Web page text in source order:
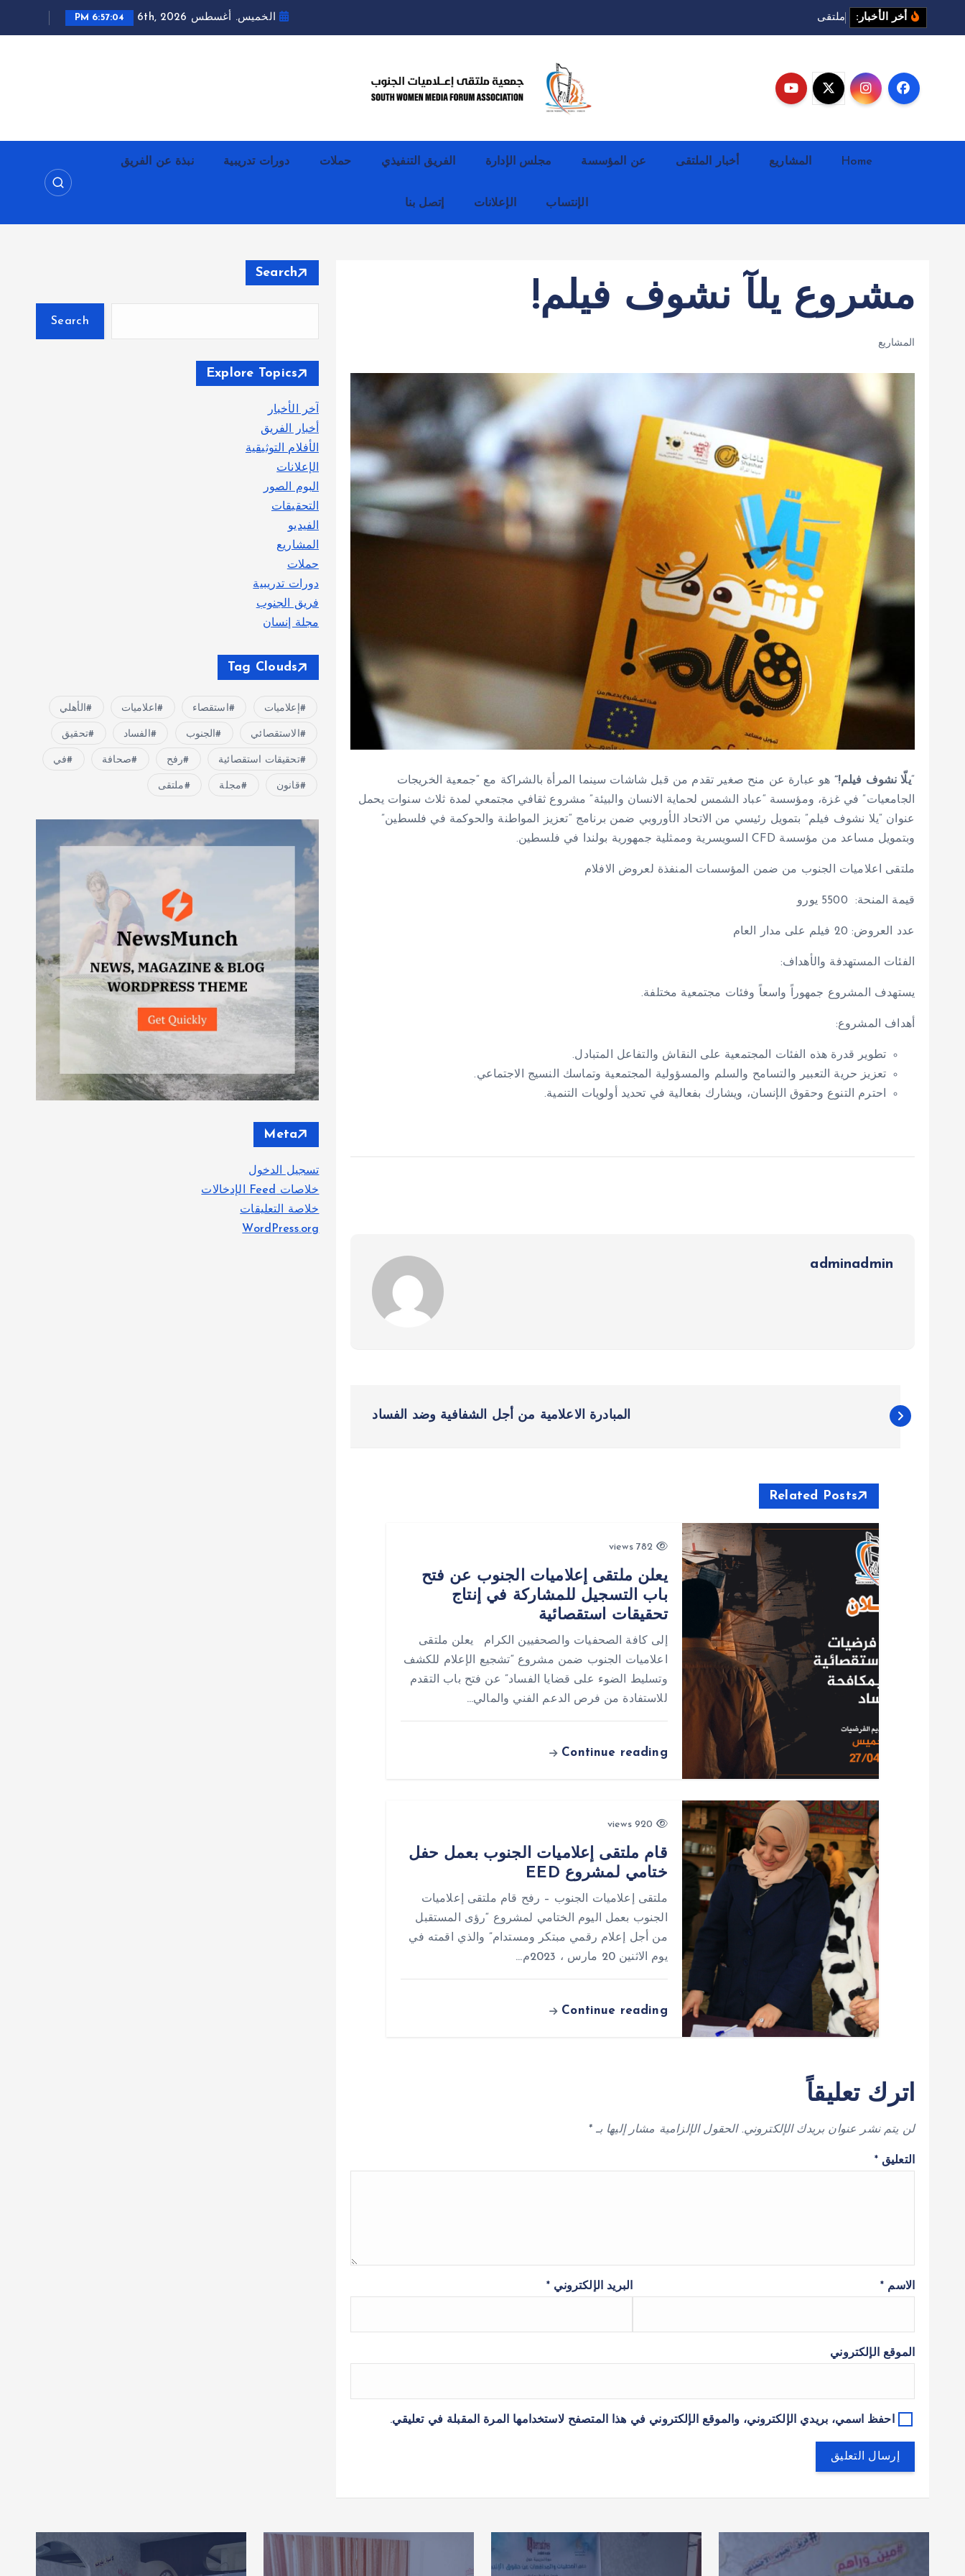
إ
ل
أخر الأخبار: ملتقى الخميس. أغسطس 6th, 2026 6:57:06 PM
Home المشاريع أخبار الملتقى عن المؤسسة مجلس الإدارة الفريق التنفيذي حملات دورات تدريبية نبذة عن الفريق
الإنتساب الإعلانات إتصل بنا
مشروع يلآ نشوف فيلم!
المشاريع
“يلّا نشوف فيلم!” هو عبارة عن منح صغير تقدم من قبل شاشات سينما المرأة بالشراكة مع “جمعية الخريجات
الجامعيات” في غزة، ومؤسسة “عباد الشمس لحماية الانسان والبيئة” مشروع ثقافي مجتمعي لمدة ثلاث سنوات يحمل
عنوان “يلا نشوف فيلم” بتمويل رئيسي من الاتحاد الأوروبي ضمن برنامج “تعزيز المواطنة والحوكمة في فلسطين”
وبتمويل مساعد من مؤسسة CFD السويسرية وممثلية جمهورية بولندا في فلسطين.
ملتقى اعلاميات الجنوب من ضمن المؤسسات المنفذة لعروض الافلام
قيمة المنحة: 5500 يورو
عدد العروض: 20 فيلم على مدار العام
الفئات المستهدفة والأهداف:
يستهدف المشروع جمهوراً واسعاً وفئات مجتمعية مختلفة.
أهداف المشروع:
تطوير قدرة هذه الفئات المجتمعية على النقاش والتفاعل المتبادل.
تعزيز حرية التعبير والتسامح والسلم والمسؤولية المجتمعية وتماسك النسيج الاجتماعي.
احترم التنوع وحقوق الإنسان، ويشارك بفعالية في تحديد أولويات التنمية.
adminadmin
ت
المبادرة الاعلامية من أجل الشفافية وضد الفساد
Related Posts
يعلن ملتقى إعلاميات الجنوب عن فتح
باب التسجيل للمشاركة في إنتاج
تحقيقات استقصائية
إلى كافة الصحفيات والصحفيين الكرام يعلن ملتقى
اعلاميات الجنوب ضمن مشروع “تشجيع الإعلام للكشف
وتسليط الضوء على قضايا الفساد” عن فتح باب التقدم
للاستفادة من فرص الدعم الفني والمالي…
Continue reading
قام ملتقى إعلاميات الجنوب بعمل حفل
ختامي لمشروع EED
ملتقى إعلاميات الجنوب – رفح قام ملتقى إعلاميات
الجنوب بعمل اليوم الختامي لمشروع “رؤى المستقبل
من أجل إعلام رقمي مبتكر ومستدام” والذي اقمته في
يوم الاثنين 20 مارس ، 2023م…
Continue reading
اترك تعليقاً
لن يتم نشر عنوان بريدك الإلكتروني. الحقول الإلزامية مشار إليها بـ*
التعليق*
الاسم * البريد الإلكتروني *
الموقع الإلكتروني
احفظ اسمي، بريدي الإلكتروني، والموقع الإلكتروني في هذا المتصفح لاستخدامها المرة المقبلة في تعليقي.
Search
Search
Explore Topics
آخر الأخبار
أخبار الفريق
الأفلام التوثيقية
الإعلانات
البوم الصور
التحقيقات
الفيديو
المشاريع
حملات
دورات تدريبية
فريق الجنوب
مجلة إنسان
Tag Clouds
إعلاميات استقصاء اعلاميات الأهلي
الاستقصائي الجنوب الفساد تحقيق
تحقيقات استقصائية رفح صحافة في
قانون مجلة ملتقى
Meta
تسجيل الدخول
خلاصات Feed الإدخالات
خلاصة التعليقات
WordPress.org